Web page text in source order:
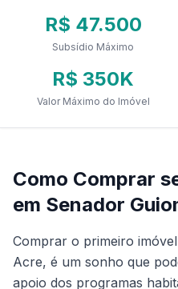
R$ 47.500
Subsídio Máximo
R$ 350K
Valor Máximo do Imóvel
Como Comprar
em Senador
Comprar o primeiro
Acre, é um sonho que
apoio dos programas